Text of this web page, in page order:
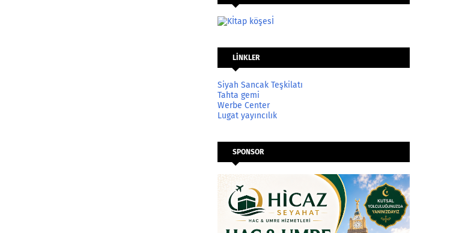
LİNKLER
Siyah Sancak Teşkilatı
Tahta gemi
Werbe Center
Lugat yayıncılık
SPONSOR